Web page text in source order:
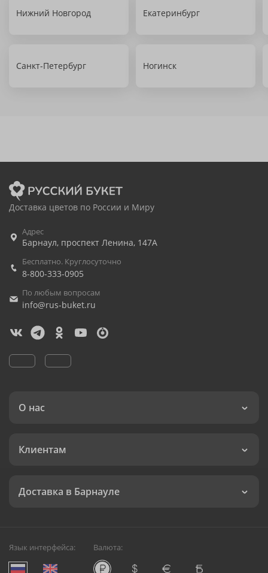
Нижний Новгород Екатеринбург
Санкт-Петербург Ногинск
Доставка цветов по России и Миру
Адрес
Барнаул, проспект Ленина, 147А
Бесплатно. Круглосуточно
8-800-333-0905
По любым вопросам
info@rus-buket.ru
О нас
Клиентам
Доставка в Барнауле
Язык интерфейса: Валюта: